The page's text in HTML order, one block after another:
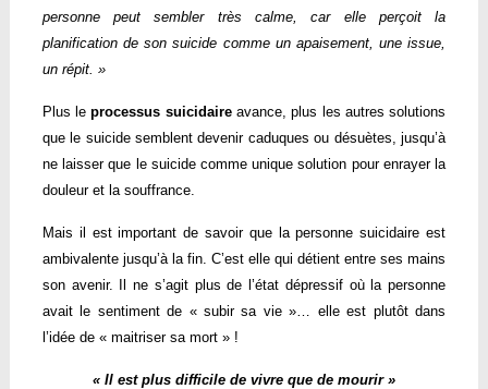
personne peut sembler très calme, car elle perçoit la
planification de sonsuicide comme un apaisement, une issue,
un répit. »
Plus leprocessus suicidaireavance, plus les autres solutions
que le suicide semblent devenir caduques ou désuètes, jusqu’à
ne laisser que le suicidecomme unique solution pour enrayer la
douleur et la souffrance.
Mais il est important de savoir que la personnesuicidaire est
ambivalente jusqu’à la fin. C’est elle qui détient entre ses mains
son avenir. Il ne s’agit plus de l’état dépressif où la personne
avait le sentiment de « subir sa vie »… elle est plutôt dans
l’idée de « maitriser sa mort » !
« Il est plus difficile de vivre que de mourir »